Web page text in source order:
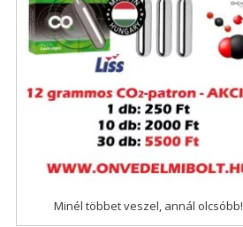
Minél többet veszel, annál olcsóbb!